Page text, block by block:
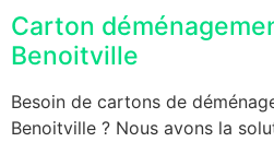
Carton
Benoitville
Besoin de cartons de
Benoitville ? Nous avons la